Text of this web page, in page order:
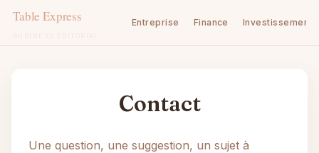
Entreprise Finance Investissement
Contact
Une question, une suggestion, un sujet à